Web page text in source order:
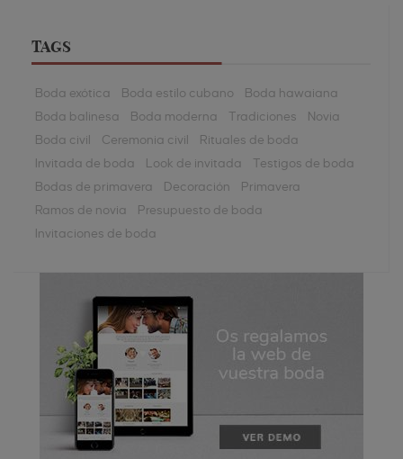
TAGS
Boda exótica Boda estilo cubano
Boda hawaiana
Boda balinesa
Boda moderna Tradiciones
Novia
Boda civil
Ceremonia civil
Rituales de boda
Invitada de boda
Look de invitada
Testigos de boda
Bodas de primavera
Decoración
Primavera
Ramos de novia
Presupuesto de boda
Invitaciones de boda